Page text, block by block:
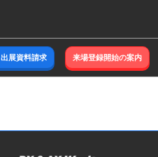
出展資料請求 来場登録開始の案内